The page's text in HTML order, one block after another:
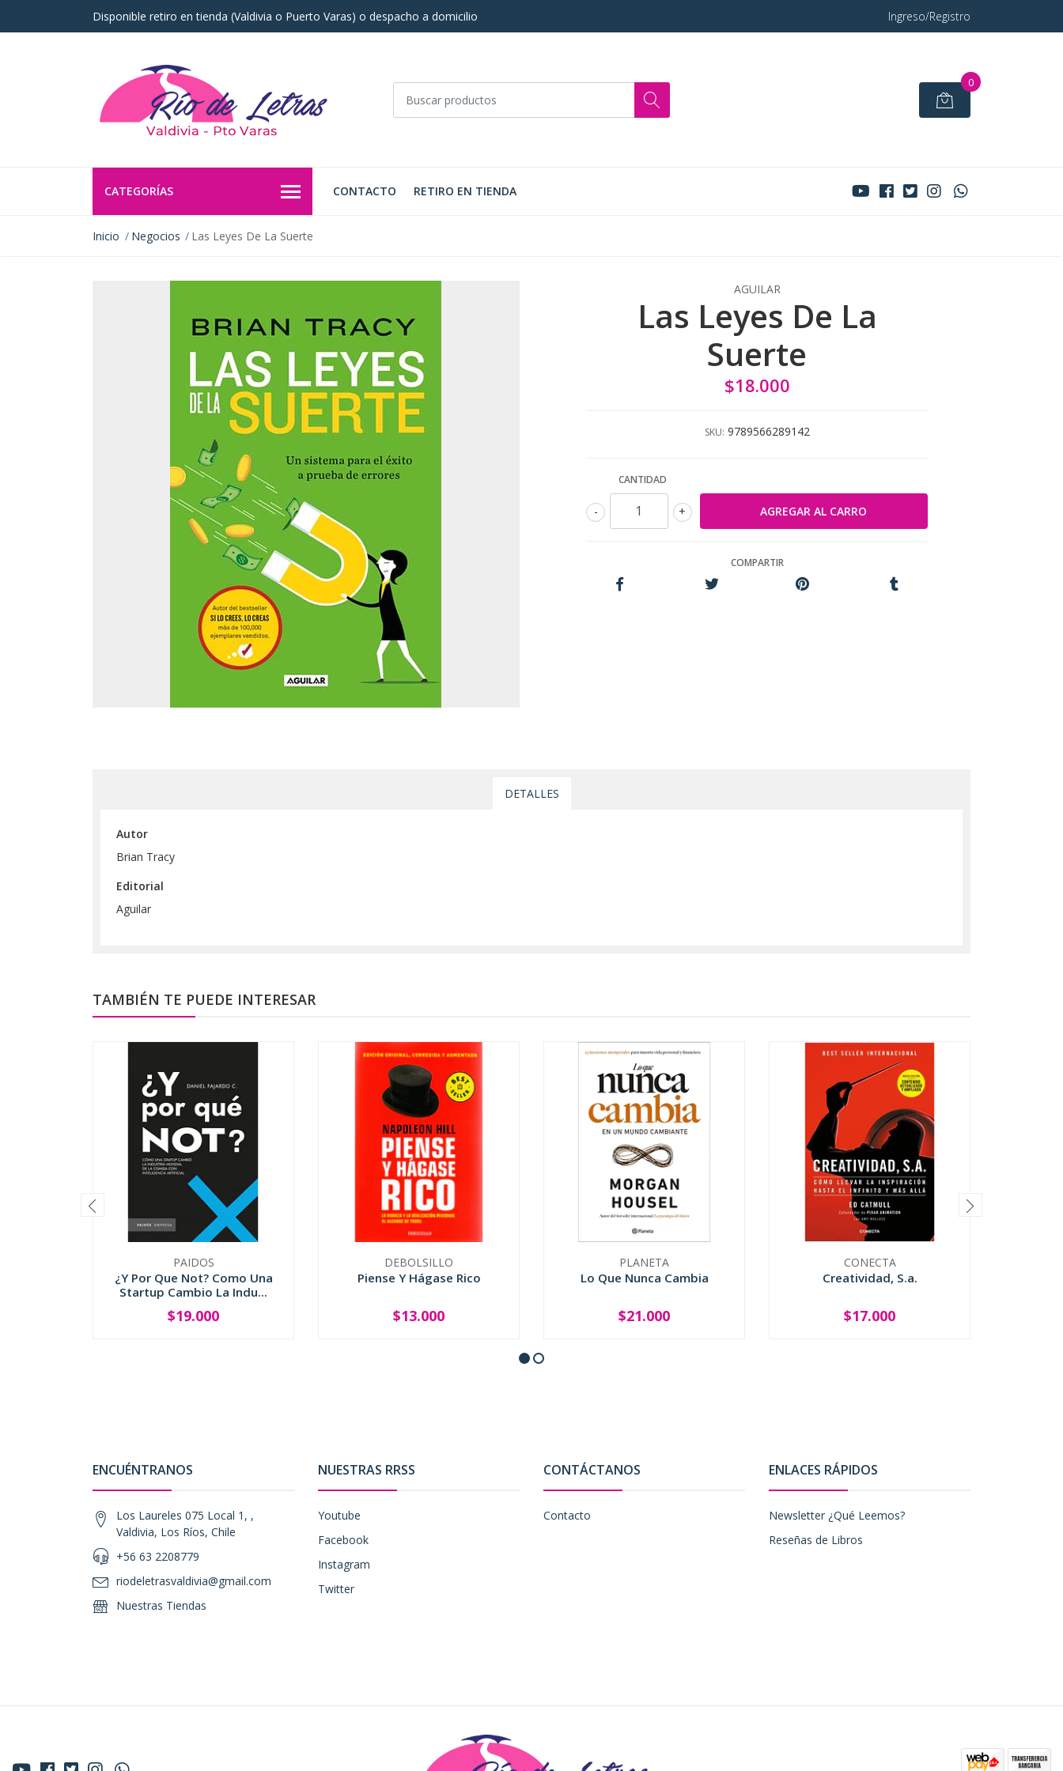
Disponible retiro en tienda (Valdivia o Puerto Varas) o despacho a domicilio Ingreso/Registro
0
CATEGORÍAS CONTACTO RETIRO EN TIENDA
Inicio Negocios Las Leyes De La Suerte
AGUILAR
Las Leyes De La
Suerte
$18.000
SKU: 9789566289142
CANTIDAD
+
-
COMPARTIR
DETALLES
Autor
Brian Tracy
Editorial
Aguilar
TAMBIÉN TE PUEDE INTERESAR
PAIDOS
¿Y Por Que Not? Como Una
Startup Cambio La Indu...
+
$19.000
DEBOLSILLO
Piense Y Hágase Rico
+
$13.000
PLANETA
Lo Que Nunca Cambia
+
$21.000
CONECTA
Creatividad, S.a.
+
$17.000
ENCUÉNTRANOS
Los Laureles 075 Local 1, ,
Valdivia, Los Ríos, Chile
+56 63 2208779
riodeletrasvaldivia@gmail.com
Nuestras Tiendas
NUESTRAS RRSS
Youtube
Facebook
Instagram
Twitter
CONTÁCTANOS
Contacto
ENLACES RÁPIDOS
Newsletter ¿Qué Leemos?
Reseñas de Libros